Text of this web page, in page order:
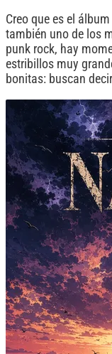
Creo que es el
también uno de los
punk rock, hay
estribillos muy
bonitas: buscan